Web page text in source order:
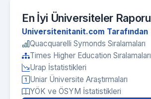
En İyi Üniversiteler Raporu
Universitenitanit.com Tarafından
Quacquarelli Symonds Sıralamaları
Times Higher Education Sıralamaları
Urap İstatistikleri
Uniar Üniversite Araştırmaları
YÖK ve ÖSYM İstatistikleri